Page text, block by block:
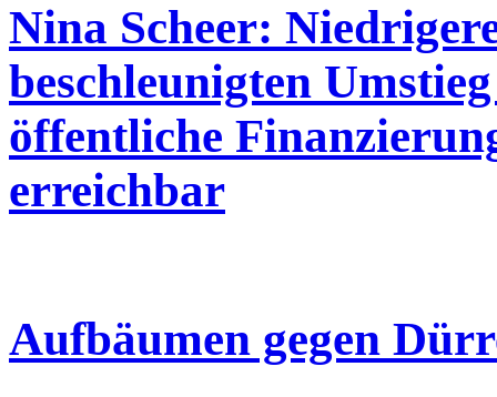
Nina Scheer:
beschleunigten
öffentliche
erreichbar
Aufbäumen gegen